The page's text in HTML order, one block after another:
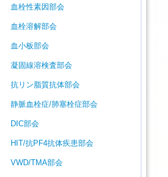
血栓性素因部会
血栓溶解部会
血小板部会
凝固線溶検査部会
抗リン脂質抗体部会
静脈血栓症/肺塞栓症部会
DIC部会
HIT/抗PF4抗体疾患部会
VWD/TMA部会